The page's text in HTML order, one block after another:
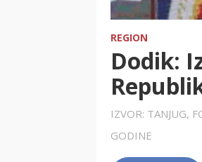
REGION
Dodik:
IZVOR: TANJUG,
GODINE